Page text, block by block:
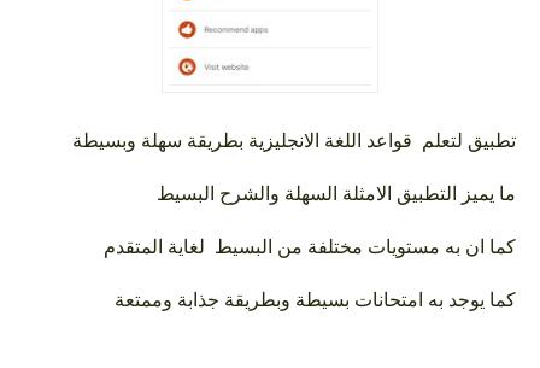
تطبيق لتعلم قواعد اللغة الانجليزية بطريقة سهلة وبسيطة
ما يميز التطبيق الامثلة السهلة والشرح البسيط
كما ان به مستويات مختلفة من البسيط لغاية المتقدم
كما يوجد به امتحانات بسيطة وبطريقة جذابة وممتعة